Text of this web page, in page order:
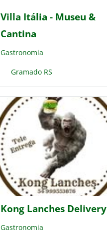
Villa Itália - Museu &
Cantina
Gastronomia
Gramado RS
Kong Lanches Delivery
Gastronomia